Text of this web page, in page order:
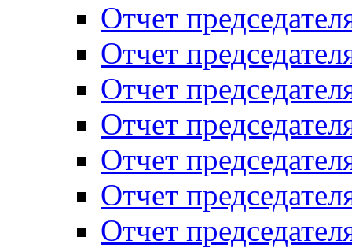
Отчет
Отчет
Отчет
Отчет
Отчет
Отчет
Отчет